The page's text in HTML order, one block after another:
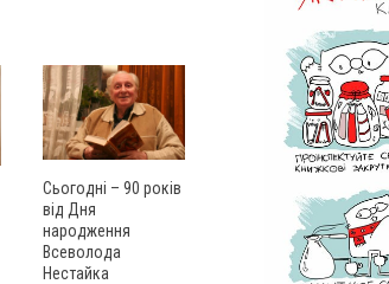
Сьогодні – 90 років
від Дня
народження
Всеволода
Нестайка